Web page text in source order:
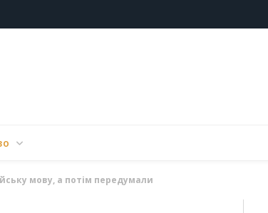
мову, а потім передумали